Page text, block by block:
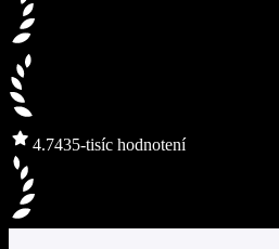
4.7435-tisíc hodnotení